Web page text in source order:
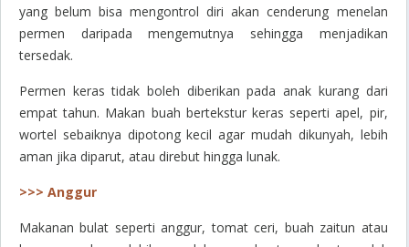
yang belum bisa mengontrol diri akan cenderung menelan
permen daripada mengemutnya sehingga menjadikan
tersedak.
Permen keras tidak boleh diberikan pada anak kurang dari
empat tahun. Makan buah bertekstur keras seperti apel, pir,
wortel sebaiknya dipotong kecil agar mudah dikunyah, lebih
aman jika diparut, atau direbut hingga lunak.
>>> Anggur
Makanan bulat seperti anggur, tomat ceri, buah zaitun atau